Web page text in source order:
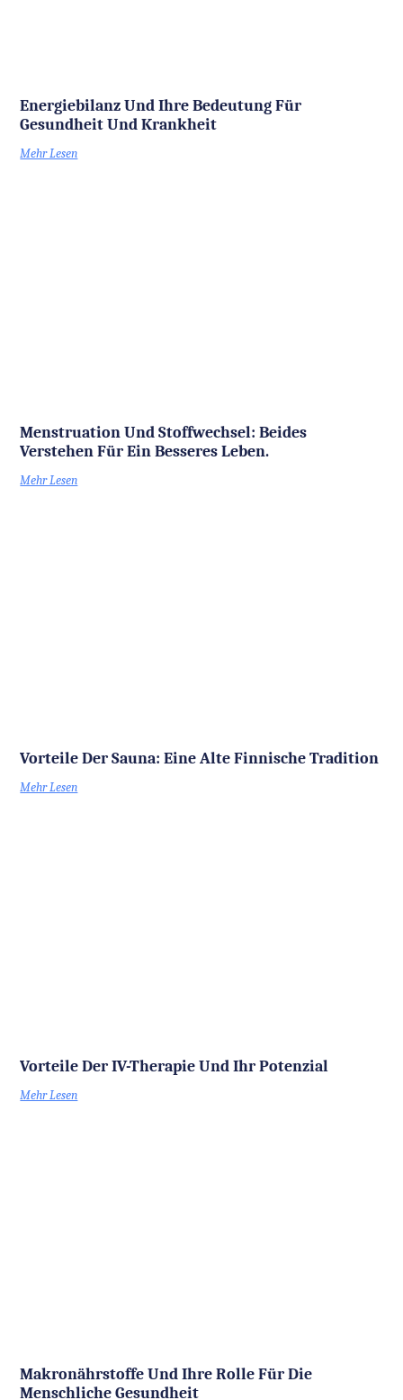
Energiebilanz Und Ihre Bedeutung Für
Gesundheit Und Krankheit
Mehr Lesen
Menstruation Und Stoffwechsel: Beides
Verstehen Für Ein Besseres Leben.
Mehr Lesen
Vorteile Der Sauna: Eine Alte Finnische Tradition
Mehr Lesen
Vorteile Der IV-Therapie Und Ihr Potenzial
Mehr Lesen
Makronährstoffe Und Ihre Rolle Für Die
Menschliche Gesundheit